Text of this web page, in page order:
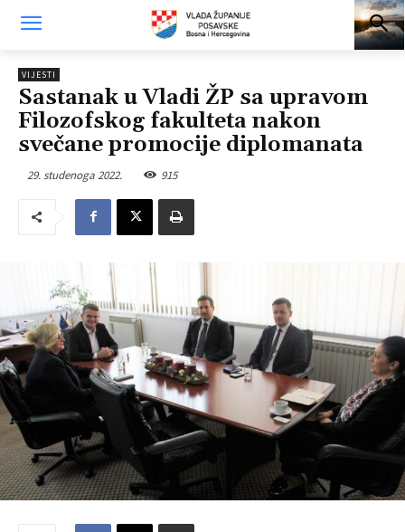
VIJESTI
Sastanak u Vladi ŽP sa upravom
Filozofskog fakulteta nakon
svečane promocije diplomanata
29. studenoga 2022. 915